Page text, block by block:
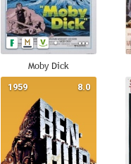
Moby Dick
8.0
1959